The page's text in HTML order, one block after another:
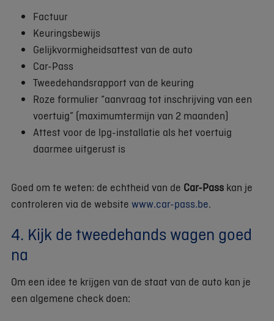
Factuur
Keuringsbewijs
Gelijkvormigheidsattest van de auto
Car-Pass
Tweedehandsrapport van de keuring
Roze formulier “aanvraag tot inschrijving van een
voertuig” (maximumtermijn van 2 maanden)
Attest voor de lpg-installatie als het voertuig
daarmee uitgerust is
Goed om te weten: de echtheid van de Car-Pass kan je
controleren via de website www.car-pass.be.
4. Kijk de tweedehands wagen goed
na
Om een idee te krijgen van de staat van de auto kan je
een algemene check doen: